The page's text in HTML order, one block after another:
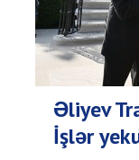
Əliyev
İşlər